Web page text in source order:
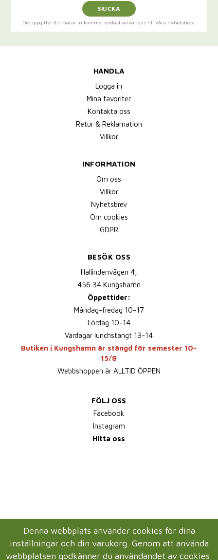
SKICKA
De uppgifter du matar in kommer endast användas till våra nyhetsbrev.
HANDLA
Logga in
Mina favoriter
Kontakta oss
Retur & Reklamation
Villkor
INFORMATION
Om oss
Villkor
Nyhetsbrev
Om cookies
GDPR
BESÖK OSS
Hallindenvägen 4,
456 34 Kungshamn
Öppettider:
Måndag-fredag 10-17
Lördag 10-14
Vardagar lunchstängt 13-14
Butiken i Kungshamn är stängd för semester 10-
15/8
Webbshoppen är ALLTID ÖPPEN
FÖLJ OSS
Facebook
Instagram
Hitta oss
Denna webbplats använder cookies för dina
inställningar och din varukorg. Genom att använda
webbplatsen godkänner du användandet av cookies.